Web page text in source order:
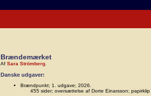
Brændemærket
Af Sara Strömberg
Danske udgaver:
Brændpunkt; 1. udgave; 2026.
455 sider; oversættelse af Dorte Einarsson;